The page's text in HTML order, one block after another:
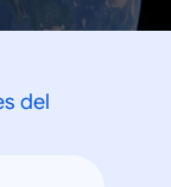
del